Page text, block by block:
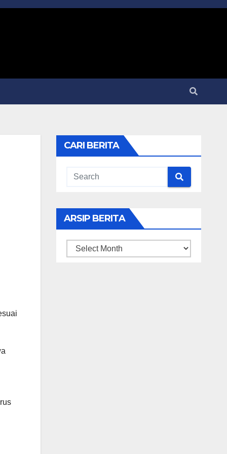
CARI BERITA
ARSIP BERITA
ARSIP